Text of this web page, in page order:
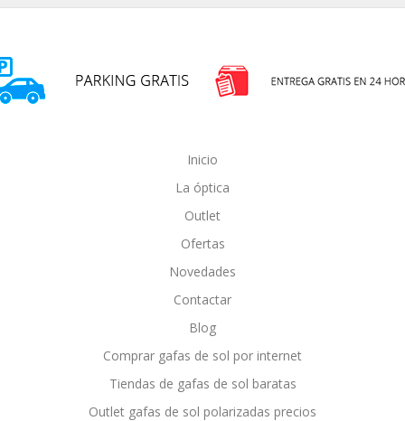
Inicio
La óptica
Outlet
Ofertas
Novedades
Contactar
Blog
Comprar gafas de sol por internet
Tiendas de gafas de sol baratas
Outlet gafas de sol polarizadas precios